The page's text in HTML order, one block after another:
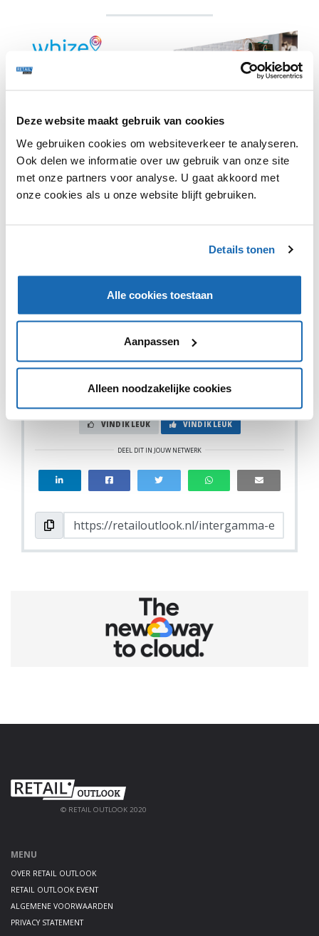
Deze website maakt gebruik van cookies
We gebruiken cookies om websiteverkeer te analyseren.
Ook delen we informatie over uw gebruik van onze site
met onze partners voor analyse. U gaat akkoord met
onze cookies als u onze website blijft gebruiken.
Details tonen
Alle cookies toestaan
Aanpassen
Alleen noodzakelijke cookies
Volgens Shell liggen de Gamma en Karwei bouwmarkten
zodanig verspreid door Nederland en België dat,
wanneer alle 380 locaties van een snellader voorzien
zijn, EV-rijders altijd op maximaal tien minuten van een
Shell Recharge oplaadpunt verwijderd zijn.
opladen op een bestemming waar ze toch al geregeld
sportcentra of food courts. Met deze samenwerking wil
Shell een aanjager zijn van elektrisch autorijden door de
opladen tijdens het inladen”, aldus Shell.
VIND IK LEUK VIND IK LEUK
DEEL DIT IN JOUW NETWERK
© RETAIL OUTLOOK 2020
MENU
OVER RETAIL OUTLOOK
RETAIL OUTLOOK EVENT
ALGEMENE VOORWAARDEN
PRIVACY STATEMENT